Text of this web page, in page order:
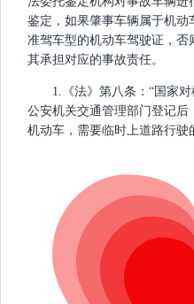
鉴定，如果肇事车辆属于机
准驾车型的机动车驾驶证，
其承担对应的事故责任。
1.《法》第八条：“国家对
公安机关交通管理部门登记
机动车，需要临时上道路行驶